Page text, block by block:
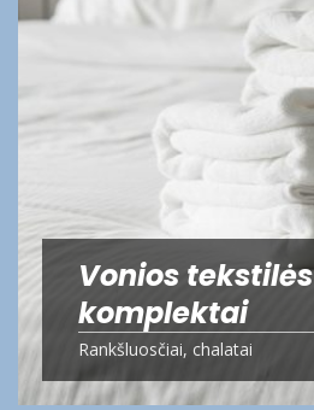
Vonios tekstilės
komplektai
Rankšluosčiai, chalatai